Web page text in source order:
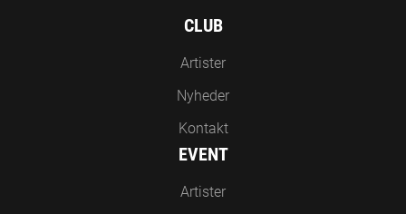
CLUB
Artister
Nyheder
Kontakt
EVENT
Artister